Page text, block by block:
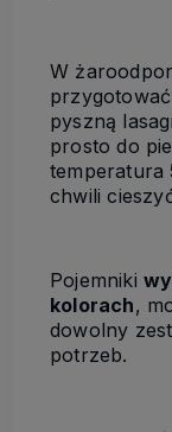
W
pyszną
prosto do
temperatura
chwili
Pojemniki
kolorach,
dowolny
potrzeb.